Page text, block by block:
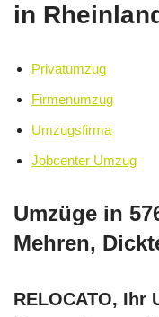
in
Privatumzug
Firmenumzug
Umzugsfirma
Jobcenter Umzug
Umzüge in
Mehren,
RELOCATO, Ihr